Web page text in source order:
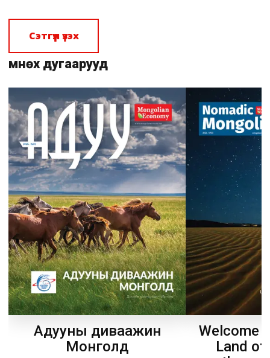
Сэтгүүл үзэх
Өмнөх дугаарууд
Адууны диваажин
Монголд
Welcome
Land of